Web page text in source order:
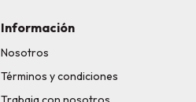
Información
Nosotros
Términos y condiciones